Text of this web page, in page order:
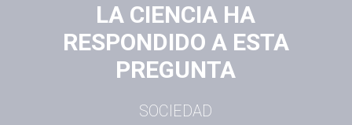
LA CIENCIA HA
RESPONDIDO A ESTA
PREGUNTA
SOCIEDAD